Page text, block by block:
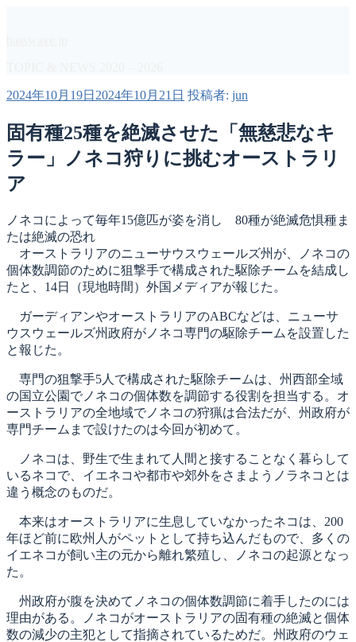
へ
キ
プ
投
日:
2024年10月19日 2024年10月21日 投稿者: jun
固有種25種を絶滅させた「無慈悲なキ
ラー」ノネコ狩りに挑むオーストラリ
ア
ノネコによって毎年15億匹が姿を消し 80種が絶滅危惧種ま
たは絶滅の恐れ
オーストラリアのニューサウスウェールズ州が、ノネコの
個体数調節のために狙撃手で構成された駆除チームを結成し
たと、14日（現地時間）外国メディアが報じた。
ガーディアンやオーストラリアのABCなどは、ニューサ
ウスウェールズ州政府がノネコ専門の駆除チームを設置した
と報じた。
専門の狙撃手5人で構成された駆除チームは、州西部全域
の国立公園でノネコの個体数を調節する役割を担当する。オ
ーストラリアの全地域でノネコの狩猟は合法だが、州政府が
専門チームまで設けたのは今回が初めて。
ノネコは、野生で生まれて人間と接することなく暮らして
いるネコで、イエネコや都市や郊外をさまようノラネコとは
違う概念のものだ。
本来はオーストラリアに生息していなかったネコは、200
年ほど前に欧州人がペットとして持ち込んだもので、多くの
イエネコが飼い主の元から離れ繁殖し、ノネコの起源となっ
た。
州政府が腹を決めてノネコの個体数調節に着手したのには
理由がある。ノネコがオーストラリアの固有種の絶滅と個体
数の減少の主犯として指摘されているためだ。州政府のウェ